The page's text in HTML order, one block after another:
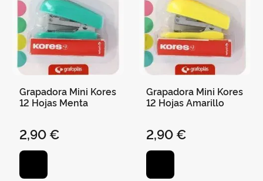
Grapadora Mini Kores
12 Hojas Menta
2,90 €
Grapadora Mini Kores
12 Hojas Amarillo
2,90 €